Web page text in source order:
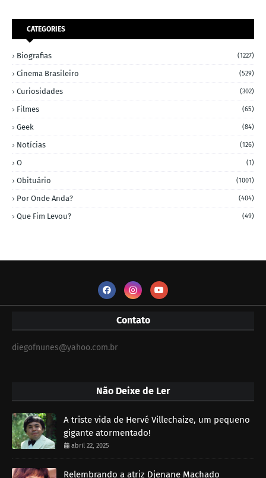
CATEGORIES
Biografias (1227)
Cinema Brasileiro (529)
Curiosidades (302)
Filmes (65)
Geek (84)
Notícias (126)
O (1)
Obituário (1001)
Por Onde Anda? (404)
Que Fim Levou? (49)
Contato
diegofnunes@yahoo.com.br
Não Deixe de Ler
A triste vida de Hervé Villechaize, um pequeno
gigante atormentado!
abril 22, 2025
Relembrando a atriz Djenane Machado